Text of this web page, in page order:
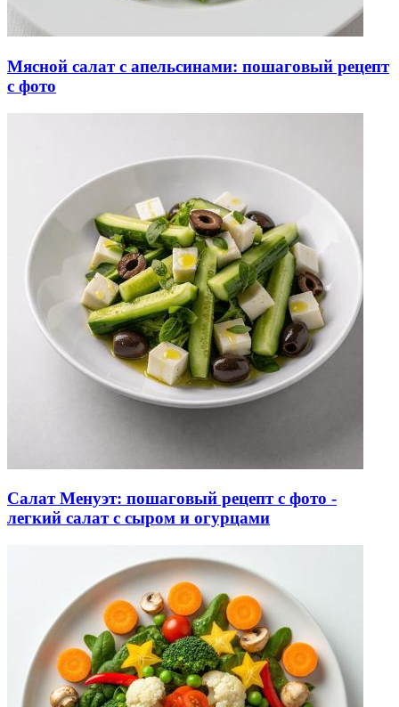
Мясной салат с апельсинами: пошаговый рецепт
с фото
Салат Менуэт: пошаговый рецепт с фото -
легкий салат с сыром и огурцами